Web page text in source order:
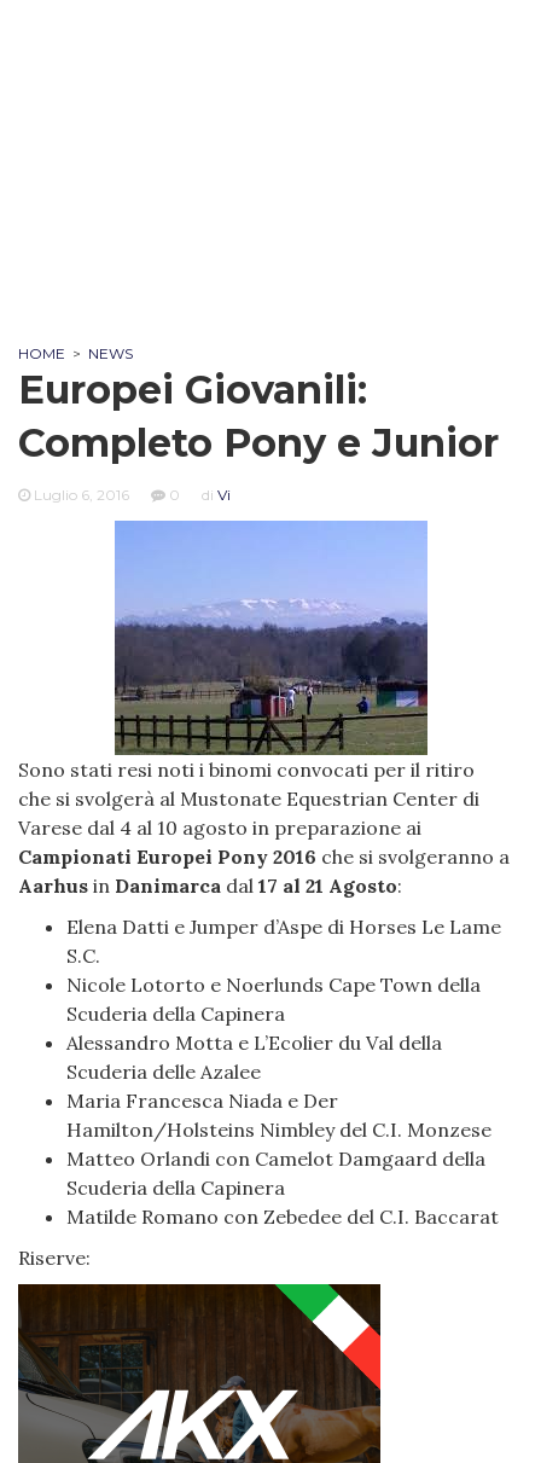
HOME > NEWS
Europei Giovanili:
Completo Pony e Junior
Luglio 6, 2016 0 di Vi
Sono stati resi noti i binomi convocati per il ritiro
che si svolgerà al Mustonate Equestrian Center di
Varese dal 4 al 10 agosto in preparazione ai
Campionati Europei Pony 2016 che si svolgeranno a
Aarhus in Danimarca dal 17 al 21 Agosto:
Elena Datti e Jumper d’Aspe di Horses Le Lame
S.C.
Nicole Lotorto e Noerlunds Cape Town della
Scuderia della Capinera
Alessandro Motta e L’Ecolier du Val della
Scuderia delle Azalee
Maria Francesca Niada e Der
Hamilton/Holsteins Nimbley del C.I. Monzese
Matteo Orlandi con Camelot Damgaard della
Scuderia della Capinera
Matilde Romano con Zebedee del C.I. Baccarat
Riserve: